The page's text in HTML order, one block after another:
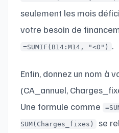
seulement les mois
votre besoin de
=SUMIF(B14:M14, "<0") .
Enfin, donnez un nom à
(CA_annuel,
Une formule comme
SUM(Charges_fixes)
se